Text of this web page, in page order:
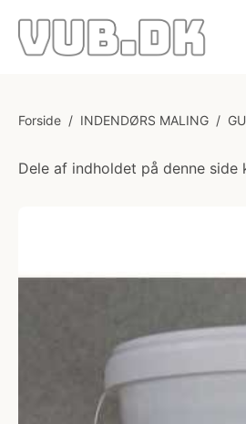
Forside / INDENDØRS MALING /
Dele af indholdet på denne